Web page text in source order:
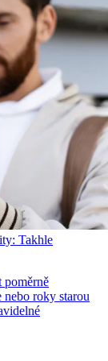
Takhle
poměrně
nebo roky starou